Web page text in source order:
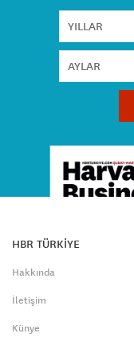
HBR TÜRKİYE
Hakkında
İletişim
Künye